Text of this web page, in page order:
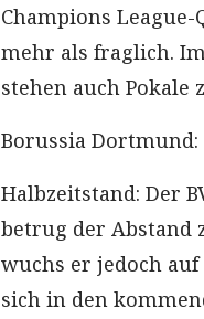
Champions
mehr als fraglich.
stehen auch
Borussia
Halbzeitstand: Der
betrug der Abstand
wuchs er jedoch
sich in den